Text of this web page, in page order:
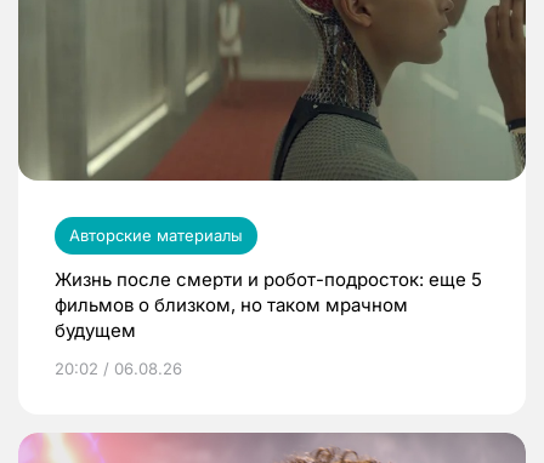
Авторские материалы
Жизнь после смерти и робот-подросток: еще 5
фильмов о близком, но таком мрачном
будущем
20:02 / 06.08.26